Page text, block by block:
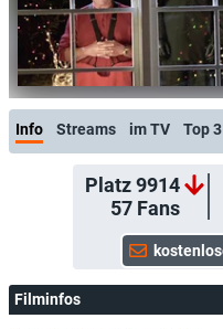
Info Streams im TV Top 3
Platz 9914
57Fans
Filminfos